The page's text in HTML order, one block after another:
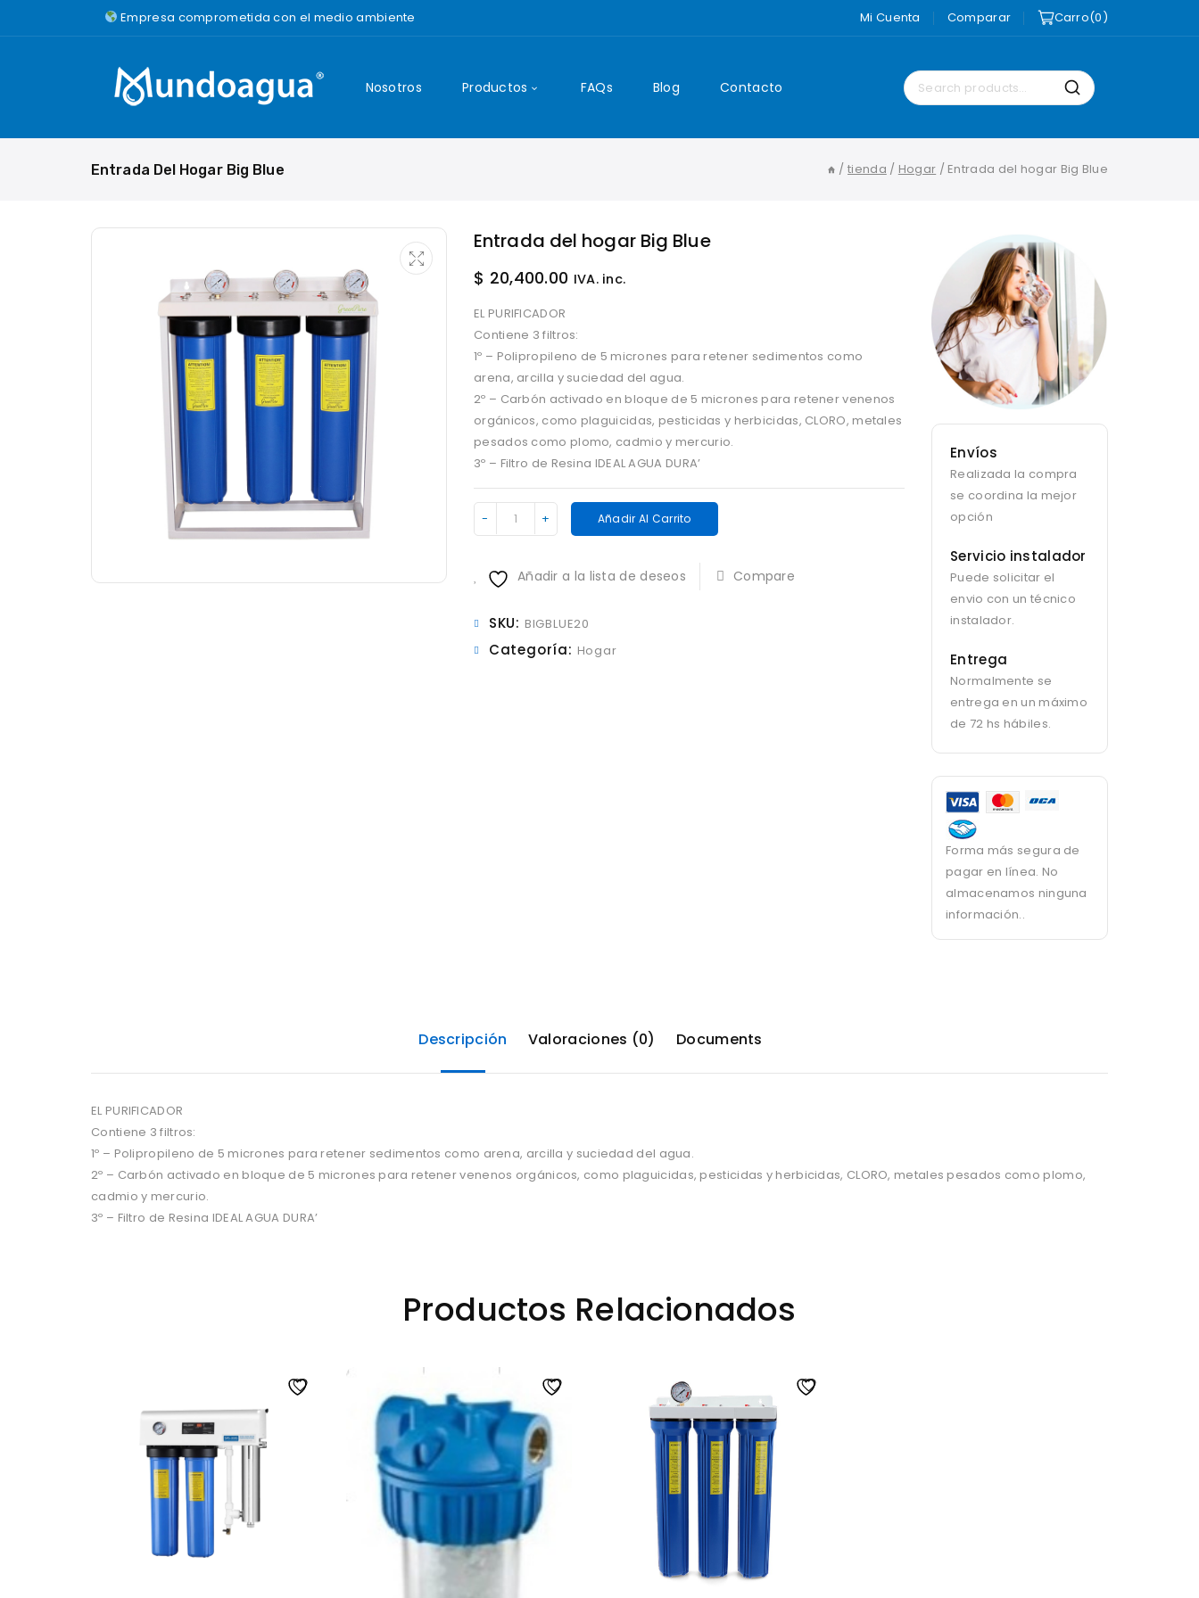
Empresa comprometida con el medio ambiente Mi Cuenta Comparar Carro 0
Nosotros Productos FAQs Blog Contacto
Search
for:
Search
Entrada Del Hogar Big Blue / tienda / Hogar / Entrada del hogar Big Blue
Entrada del hogar Big Blue
$ 20,400.00 IVA. inc.
EL PURIFICADOR
Contiene 3 filtros:
1º – Polipropileno de 5 micrones para retener sedimentos como
arena, arcilla y suciedad del agua.
2º – Carbón activado en bloque de 5 micrones para retener venenos
orgánicos, como plaguicidas, pesticidas y herbicidas, CLORO, metales
pesados como plomo, cadmio y mercurio.
3º – Filtro de Resina IDEAL AGUA DURA’
Entrada
del
Big
cantidad
Añadir Al Carrito
Añadir a la lista de deseos Compare
SKU: BIGBLUE20
Categoría: Hogar
Envíos
Realizada la compra
se coordina la mejor
opción
Servicio instalador
Puede solicitar el
envio con un técnico
instalador.
Entrega
Normalmente se
entrega en un máximo
de 72 hs hábiles.
Forma más segura de
pagar en línea. No
almacenamos ninguna
información..
Descripción Valoraciones (0) Documents
EL PURIFICADOR
Contiene 3 filtros:
1º – Polipropileno de 5 micrones para retener sedimentos como arena, arcilla y suciedad del agua.
2º – Carbón activado en bloque de 5 micrones para retener venenos orgánicos, como plaguicidas, pesticidas y herbicidas, CLORO, metales pesados como plomo,
cadmio y mercurio.
3º – Filtro de Resina IDEAL AGUA DURA’
Productos Relacionados